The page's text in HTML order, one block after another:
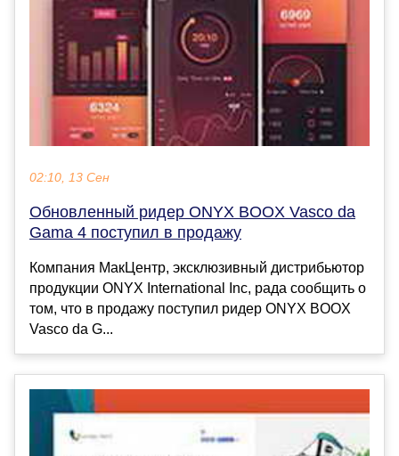
02:10, 13 Сен
Обновленный ридер ONYX BOOX Vasco da
Gama 4 поступил в продажу
Компания МакЦентр, эксклюзивный дистрибьютор
продукции ONYX International Inc, рада сообщить о
том, что в продажу поступил ридер ONYX BOOX
Vasco da G...